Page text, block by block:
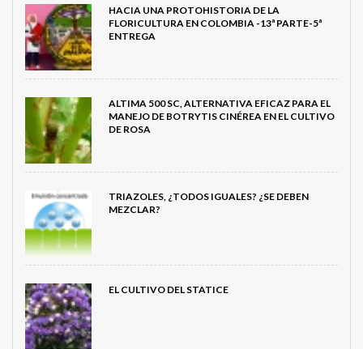
HACIA UNA PROTOHISTORIA DE LA
FLORICULTURA EN COLOMBIA -13ª PARTE-5ª
ENTREGA
ALTIMA 500 SC, ALTERNATIVA EFICAZ PARA EL
MANEJO DE BOTRYTIS CINÉREA EN EL CULTIVO
DE ROSA
TRIAZOLES, ¿TODOS IGUALES? ¿SE DEBEN
MEZCLAR?
EL CULTIVO DEL STATICE